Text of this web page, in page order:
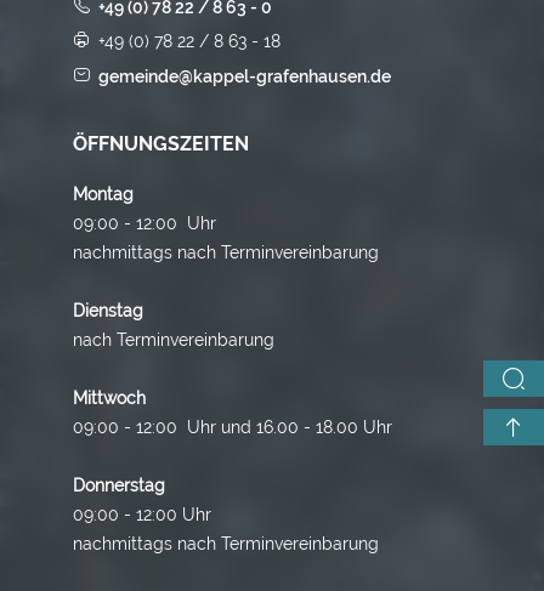
+49 (0) 78 22 / 8 63 - 0
+49 (0) 78 22 / 8 63 - 18
gemeinde@kappel-grafenhausen.de
ÖFFNUNGSZEITEN
Montag
09:00 - 12:00 Uhr
nachmittags nach Terminvereinbarung
Dienstag
nach Terminvereinbarung
Mittwoch
09:00 - 12:00 Uhr und 16.00 - 18.00 Uhr
Donnerstag
09:00 - 12:00 Uhr
nachmittags nach Terminvereinbarung